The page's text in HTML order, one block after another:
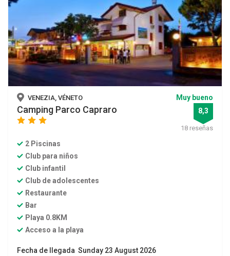
VENEZIA, VÉNETO
Camping Parco Capraro
star star
Muy bueno
8,3
18 reseñas
2 Piscinas
Club para niños
Club infantil
Club de adolescentes
Restaurante
Bar
Playa 0.8KM
Acceso a la playa
Fecha de llegada Sunday 23 August 2026